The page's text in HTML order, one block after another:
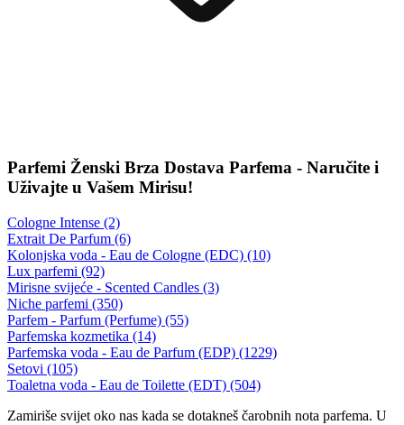
Parfemi Ženski Brza Dostava Parfema - Naručite i
Uživajte u Vašem Mirisu!
Cologne Intense (2)
Extrait De Parfum (6)
Kolonjska voda - Eau de Cologne (EDC) (10)
Lux parfemi (92)
Mirisne svijeće - Scented Candles (3)
Niche parfemi (350)
Parfem - Parfum (Perfume) (55)
Parfemska kozmetika (14)
Parfemska voda - Eau de Parfum (EDP) (1229)
Setovi (105)
Toaletna voda - Eau de Toilette (EDT) (504)
Zamiriše svijet oko nas kada se dotakneš čarobnih nota parfema. U